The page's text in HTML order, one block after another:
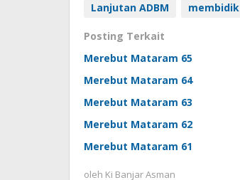
Lanjutan ADBM
membidik
Posting Terkait
Merebut Mataram 65
Merebut Mataram 64
Merebut Mataram 63
Merebut Mataram 62
Merebut Mataram 61
oleh Ki Banjar Asman